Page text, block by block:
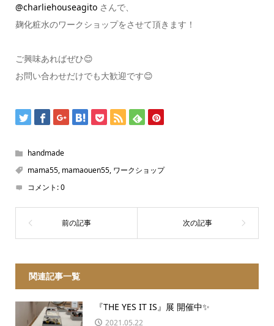
@charliehouseagitoさんで、
麹化粧水のワークショップをさせて頂きます！
ご興味あればぜひ😊
お問い合わせだけでも大歓迎です😊
handmade
mama55, mamaouen55, ワークショップ
コメント:0
関連記事一覧
『THE YES IT IS』展 開催中✨
2021.05.22